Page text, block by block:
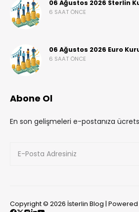
06 Ağustos 2026 Sterlin
6 SAAT ÖNCE
06 Ağustos 2026 Euro
6 SAAT ÖNCE
Abone Ol
En son gelişmeleri e-postanıza
Copyright © 2026 İsterlin Blog |